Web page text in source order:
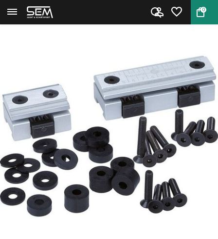
0
Terug Home Gehmann 844 variabele vizierli...